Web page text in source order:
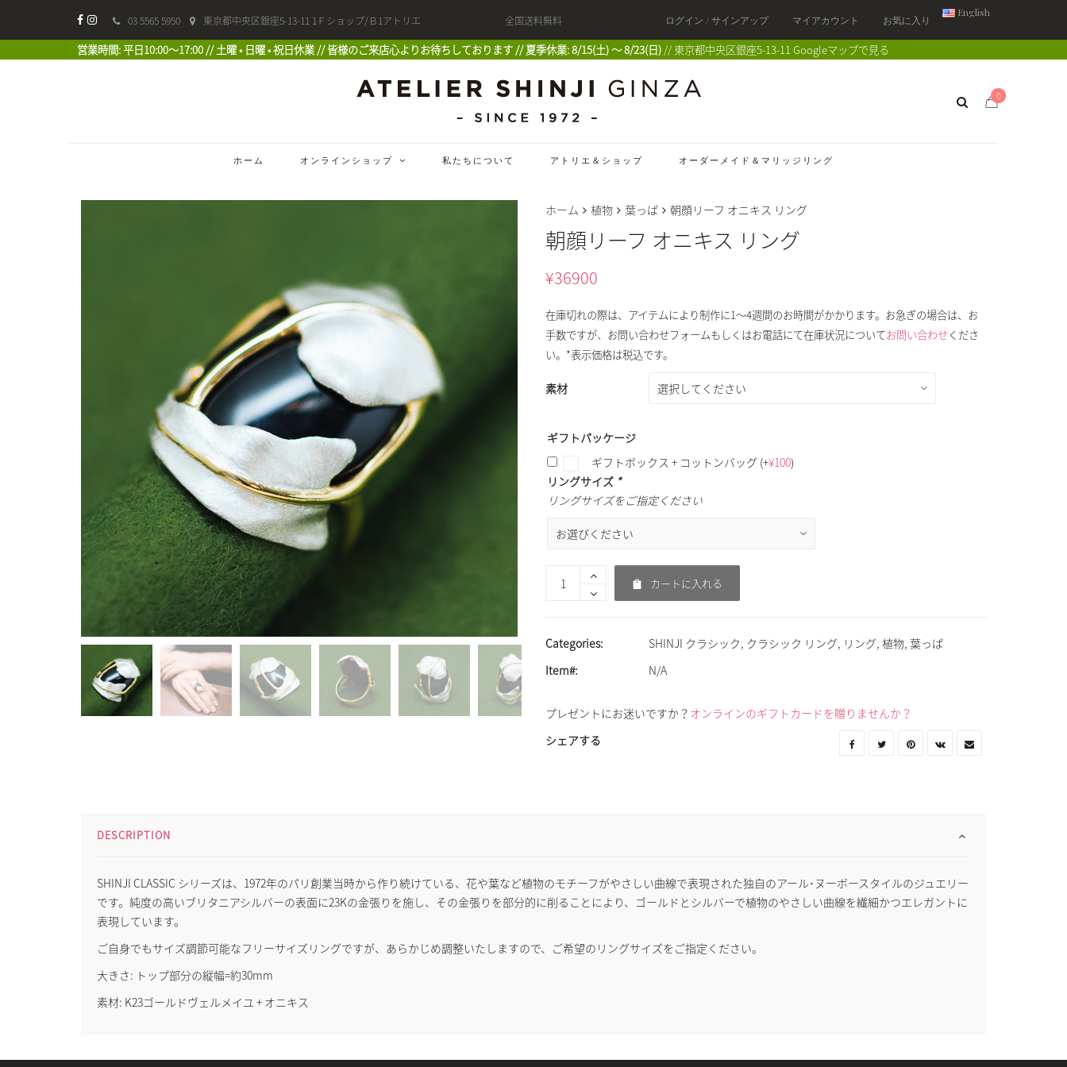
03 5565 5950 東京都中央区銀座5-13-11 1Ｆショップ/Ｂ1アトリエ 全国送料無料 ログイン / サインアップ マイアカウント お気に入り
English
営業時間: 平日10:00〜17:00 // 土曜 • 日曜 • 祝日休業 // 皆様のご来店心よりお待ちしております // 夏季休業: 8/15(土) 〜 8/23(日) // 東京都中央区銀座5-13-11Googleマップで見る
0
ホーム オンラインショップ 私たちについて アトリエ＆ショップ オーダーメイド＆マリッジリング
ホーム 植物 葉っぱ 朝顔リーフ オニキス リング
朝顔リーフ オニキス リング
¥36900
在庫切れの際は、アイテムにより制作に1～4週間のお時間がかかります。お急ぎの場合は、お
手数ですが、お問い合わせフォームもしくはお電話にて在庫状況についてお問い合わせ くださ
い。*表示価格は税込です。
素材
ギフトパッケージ
ギフトボックス + コットンバッグ (+¥100)
リングサイズ *
リングサイズをご指定ください
カートに入れる
Categories: SHINJI クラシック, クラシック リング, リング, 植物, 葉っぱ
Item#:
N/A
プレゼントにお迷いですか？ オンラインのギフトカードを贈りませんか？
シェアする
DESCRIPTION
SHINJI CLASSIC シリーズは、1972年のパリ創業当時から作り続けている、花や葉など植物のモチーフがやさしい曲線で表現された独自のアール･ヌーボースタイルのジュエリー
です。純度の高いブリタニアシルバーの表面に23Kの金張りを施し、その金張りを部分的に削ることにより、ゴールドとシルバーで植物のやさしい曲線を繊細かつエレガントに
表現しています。
ご自身でもサイズ調節可能なフリーサイズリングですが、あらかじめ調整いたしますので、ご希望のリングサイズをご指定ください。
大きさ: トップ部分の縦幅=約30mm
素材: K23ゴールドヴェルメイユ + オニキス